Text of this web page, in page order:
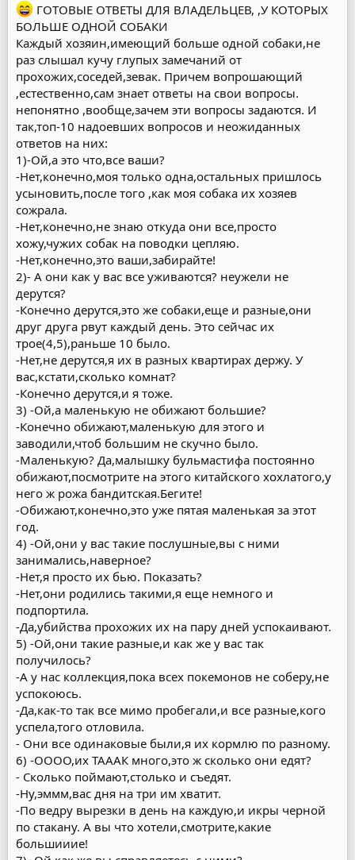
ГОТОВЫЕ ОТВЕТЫ ДЛЯ ВЛАДЕЛЬЦЕВ, ,У КОТОРЫХ
БОЛЬШЕ ОДНОЙ СОБАКИ
Каждый хозяин,имеющий больше одной собаки,не
раз слышал кучу глупых замечаний от
прохожих,соседей,зевак. Причем вопрошающий
,естественно,сам знает ответы на свои вопросы.
непонятно ,вообще,зачем эти вопросы задаются. И
так,топ-10 надоевших вопросов и неожиданных
ответов на них:
1)-Ой,а это что,все ваши?
-Нет,конечно,моя только одна,остальных пришлось
усыновить,после того ,как моя собака их хозяев
сожрала.
-Нет,конечно,не знаю откуда они все,просто
хожу,чужих собак на поводки цепляю.
-Нет,конечно,это ваши,забирайте!
2)- А они как у вас все уживаются? неужели не
дерутся?
-Конечно дерутся,это же собаки,еще и разные,они
друг друга рвут каждый день. Это сейчас их
трое(4,5),раньше 10 было.
-Нет,не дерутся,я их в разных квартирах держу. У
вас,кстати,сколько комнат?
-Конечно дерутся,и я тоже.
3) -Ой,а маленькую не обижают большие?
-Конечно обижают,маленькую для этого и
заводили,чтоб большим не скучно было.
-Маленькую? Да,малышку бульмастифа постоянно
обижают,посмотрите на этого китайского хохлатого,у
него ж рожа бандитская.Бегите!
-Обижают,конечно,это уже пятая маленькая за этот
год.
4) -Ой,они у вас такие послушные,вы с ними
занимались,наверное?
-Нет,я просто их бью. Показать?
-Нет,они родились такими,я еще немного и
подпортила.
-Да,убийства прохожих их на пару дней успокаивают.
5) -Ой,они такие разные,и как же у вас так
получилось?
-А у нас коллекция,пока всех покемонов не соберу,не
успокоюсь.
-Да,как-то так все мимо пробегали,и все разные,кого
успела,того отловила.
- Они все одинаковые были,я их кормлю по разному.
6) -ОООО,их ТАААК много,это ж сколько они едят?
- Сколько поймают,столько и съедят.
-Ну,эммм,вас дня на три им хватит.
-По ведру вырезки в день на каждую,и икры черной
по стакану. А вы что хотели,смотрите,какие
большииие!